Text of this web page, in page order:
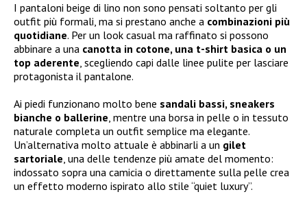
I pantaloni beige di lino non sono pensati soltanto per gli
outfit più formali, ma si prestano anche a combinazioni più
quotidiane. Per un look casual ma raffinato si possono
abbinare a una canotta in cotone, una t-shirt basica o un
top aderente, scegliendo capi dalle linee pulite per lasciare
protagonista il pantalone.
Ai piedi funzionano molto bene sandali bassi, sneakers
bianche o ballerine, mentre una borsa in pelle o in tessuto
naturale completa un outfit semplice ma elegante.
Un’alternativa molto attuale è abbinarli a un gilet
sartoriale, una delle tendenze più amate del momento:
indossato sopra una camicia o direttamente sulla pelle crea
un effetto moderno ispirato allo stile “quiet luxury”.